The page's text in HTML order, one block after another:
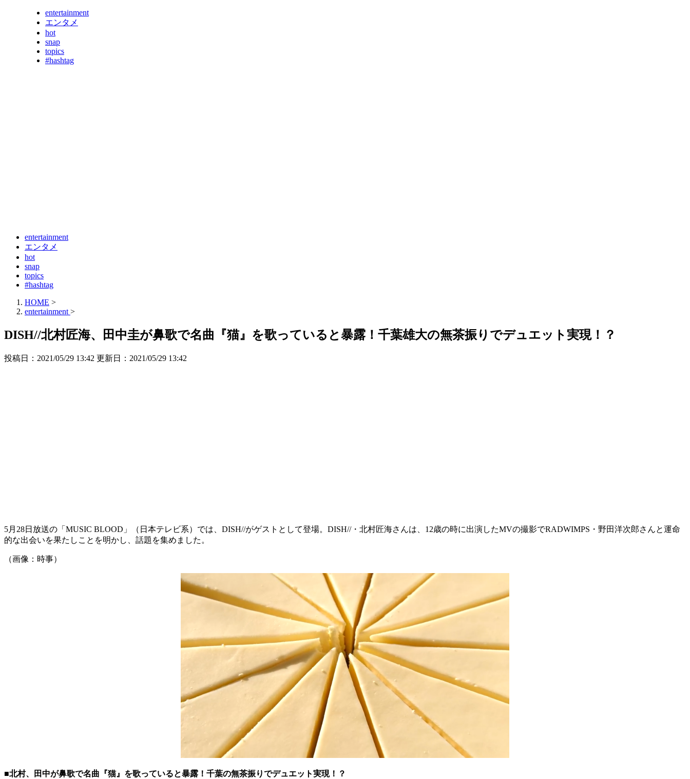
entertainment
エンタメ
hot
snap
topics
#hashtag
entertainment
エンタメ
hot
snap
topics
#hashtag
HOME >
entertainment >
DISH//北村匠海、田中圭が鼻歌で名曲『猫』を歌っていると暴露！千葉雄大の無茶振りでデュエット実現！？
投稿日：2021/05/29 13:42 更新日： 2021/05/29 13:42
5月28日放送の「MUSIC BLOOD」（日本テレビ系）では、DISH//がゲストとして登場。DISH//・北村匠海さんは、12歳の時に出演したMVの撮影でRADWIMPS・野田洋次郎さんと運命
的な出会いを果たしことを明かし、話題を集めました。
（画像：時事）
■北村、田中が鼻歌で名曲『猫』を歌っていると暴露！千葉の無茶振りでデュエット実現！？